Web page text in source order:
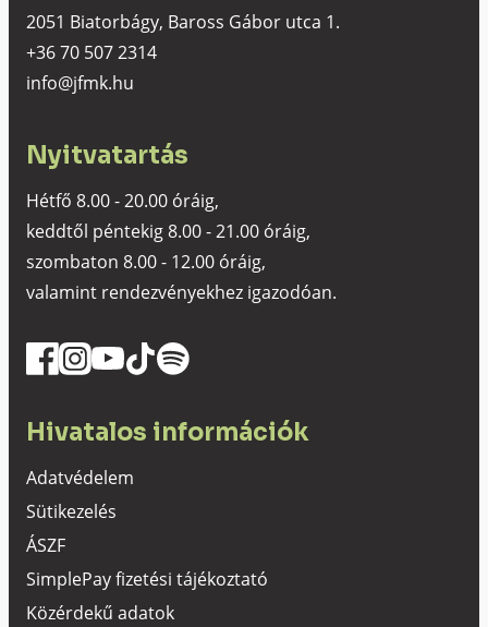
2051 Biatorbágy, Baross Gábor utca 1.
+36 70 507 2314
info@jfmk.hu
Nyitvatartás
Hétfő 8.00 - 20.00 óráig,
keddtől péntekig 8.00 - 21.00 óráig,
szombaton 8.00 - 12.00 óráig,
valamint rendezvényekhez igazodóan.
Hivatalos információk
Adatvédelem
Sütikezelés
ÁSZF
SimplePay fizetési tájékoztató
Közérdekű adatok